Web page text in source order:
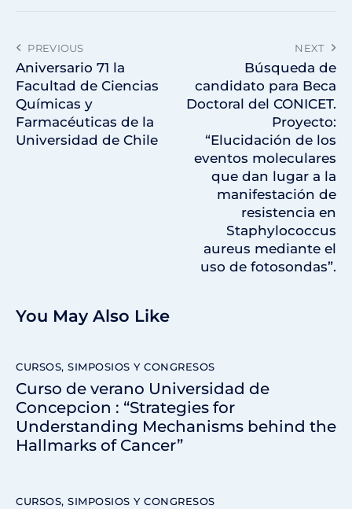
PREVIOUS
Aniversario 71 la
Facultad de Ciencias
Químicas y
Farmacéuticas de la
Universidad de Chile
NEXT
Búsqueda de
candidato para Beca
Doctoral del CONICET.
Proyecto:
“Elucidación de los
eventos moleculares
que dan lugar a la
manifestación de
resistencia en
Staphylococcus
aureus mediante el
uso de fotosondas”.
You May Also Like
CURSOS, SIMPOSIOS Y CONGRESOS
Curso de verano Universidad de
Concepcion : “Strategies for
Understanding Mechanisms behind the
Hallmarks of Cancer”
CURSOS, SIMPOSIOS Y CONGRESOS